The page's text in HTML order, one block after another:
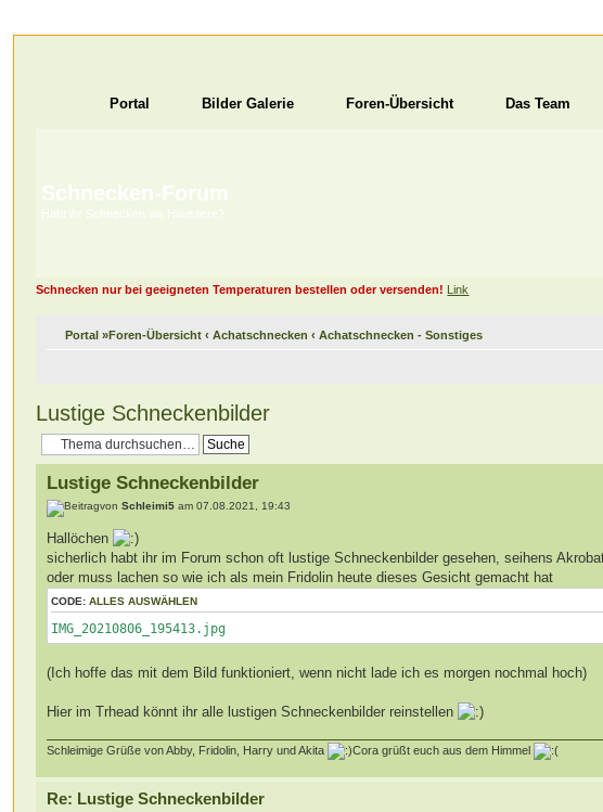
Portal Bilder Galerie Foren-Übersicht Das Team
Schnecken-Forum
Habt ihr Schnecken als Haustiere?
Schnecken nur bei geeigneten Temperaturen bestellen oder versenden! Link
Portal »Foren-Übersicht ‹ Achatschnecken ‹ Achatschnecken - Sonstiges
Lustige Schneckenbilder
Lustige Schneckenbilder
vonSchleimi5 am 07.08.2021, 19:43
Hallöchen
sicherlich habt ihr im Forum schon oft lustige Schneckenbilder gesehen, seihens
oder muss lachen so wie ich als mein Fridolin heute dieses Gesicht gemacht hat
CODE:ALLES AUSWÄHLEN
IMG_20210806_195413.jpg
(Ich hoffe das mit dem Bild funktioniert, wenn nicht lade ich es morgen nochmal hoch)
Hier im Trhead könnt ihr alle lustigen Schneckenbilder reinstellen
Schleimige Grüße von Abby, Fridolin, Harry und Akita Cora grüßt euch aus dem Himmel
Re: Lustige Schneckenbilder